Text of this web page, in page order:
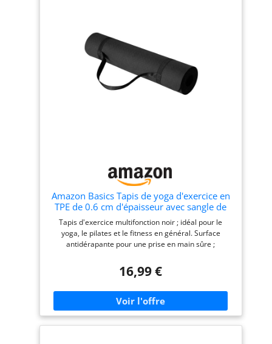
sur un carrelage lisse ou un plancher en bois
【PORTABLE】Nos tapis de yoga sont de poids moyen
et peuvent être facilement enroulés et emportés
partout, convenant aussi bien aux hommes qu'aux
femmes. Une sangle est incluse afin que vous
puissiez emporter votre tapis de yoga à la salle de
humeur tous les jours
Amazon Basics Tapis de yoga d'exercice en
TPE de 0.6 cm d'épaisseur avec sangle de
transport, Noir
Tapis d'exercice multifonction noir ; idéal pour le
yoga, le pilates et le fitness en général. Surface
antidérapante pour une prise en main sûre ;
et rembourré et une absorption des chocs. Matériau
TPE durable avec élasticité élastique Sangle de
du produit : 73,6 pouces de long x 24 pouces de large
x 0,24 pouces d'épaisseur
16,99 €